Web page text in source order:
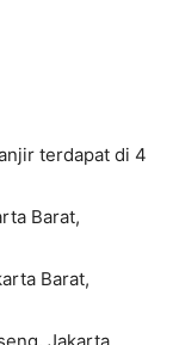
terdapat di 4
Barat,
Barat,